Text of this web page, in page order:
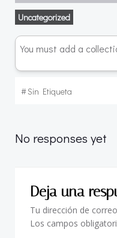
Uncategorized
You must add a
#Sin Etiqueta
No responses yet
Deja una
Tu dirección de
Los campos